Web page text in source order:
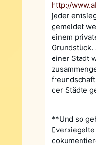
http://
jeder
gemeldet
einem
Grundstück.
einer Stadt
der Städte
**Und so
versiegelte